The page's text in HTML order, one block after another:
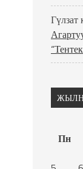
Гүлзат
Пн